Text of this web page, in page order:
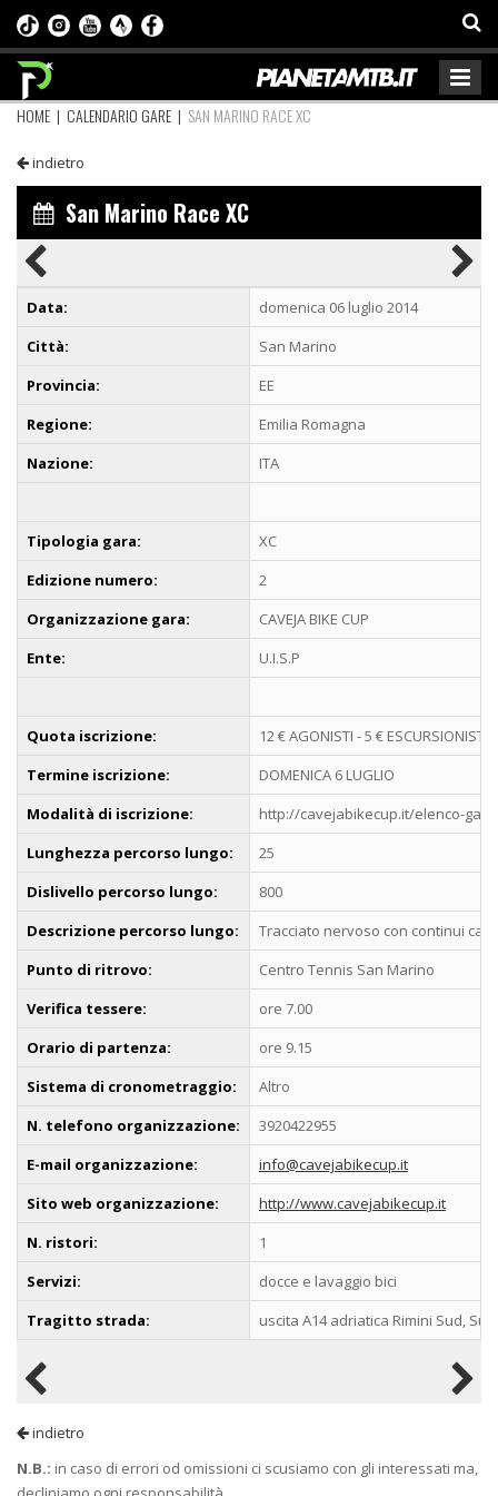
HOME | CALENDARIO GARE | SAN MARINO RACE XC
indietro
San Marino Race XC
Data:
domenica 06 luglio 2014
Città:
San Marino
Provincia:
EE
Regione:
Emilia Romagna
Nazione:
ITA
Tipologia gara:
XC
Edizione numero:
2
Organizzazione gara:
CAVEJA BIKE CUP
Ente:
U.I.S.P
Quota iscrizione:
12 € AGONISTI - 5 € ESCURSIONISTI
Termine iscrizione:
DOMENICA 6 LUGLIO
Modalità di iscrizione:
http://cavejabikecup.it/elenco-
Lunghezza percorso lungo:
25
Dislivello percorso lungo:
800
Descrizione percorso lungo:
Tracciato nervoso con continui
Punto di ritrovo:
Centro Tennis San Marino
Verifica tessere:
ore 7.00
Orario di partenza:
ore 9.15
Sistema di cronometraggio:
Altro
N. telefono organizzazione:
3920422955
E-mail organizzazione:
info@cavejabikecup.it
Sito web organizzazione:
http://www.cavejabikecup.it
N. ristori:
1
Servizi:
docce e lavaggio bici
Tragitto strada:
uscita A14 adriatica Rimini Sud,
indietro
N.B.: in caso di errori od omissioni ci scusiamo con gli interessati ma,